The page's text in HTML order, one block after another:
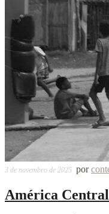
3 de novembro de 2025 por
América